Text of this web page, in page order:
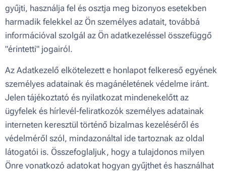
gyűjti, használja fel és osztja meg bizonyos esetekben
harmadik felekkel az Ön személyes adatait, továbbá
információval szolgál az Ön adatkezeléssel összefüggő
"érintetti" jogairól.
Az Adatkezelő elkötelezett e honlapot felkereső egyének
személyes adatainak és magánéletének védelme iránt.
Jelen tájékoztató és nyilatkozat mindenekelőtt az
ügyfelek és hírlevél-feliratkozók személyes adatainak
interneten keresztül történő bizalmas kezeléséről és
védelméről szól, mindazonáltal ide tartoznak az oldal
látogatói is. Összefoglaljuk, hogy a tulajdonos milyen
Önre vonatkozó adatokat hogyan gyűjthet és használhat